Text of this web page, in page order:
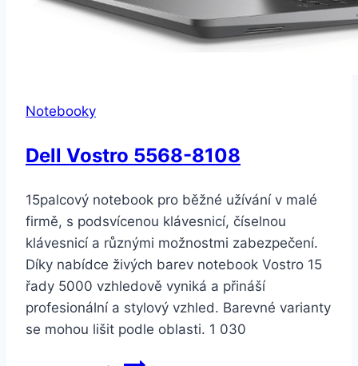
Notebooky
Dell Vostro 5568-8108
15palcový notebook pro běžné užívání v malé
firmě, s podsvícenou klávesnicí, číselnou
klávesnicí a různými možnostmi zabezpečení.
Díky nabídce živých barev notebook Vostro 15
řady 5000 vzhledově vyniká a přináší
profesionální a stylový vzhled. Barevné varianty
se mohou lišit podle oblasti. 1 030